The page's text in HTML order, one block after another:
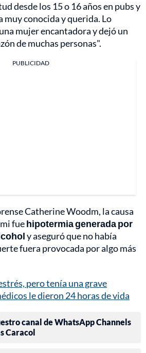
desde los 15 o 16 años en pubs y
muy conocida y querida. Lo
mujer encantadora y dejó un
de muchas personas".
PUBLICIDAD
Catherine Woodm, la causa
fuehipotermia generada por
y aseguró que no había
fuera provocada por algo más
pero tenía una grave
le dieron 24 horas de vida
canal de WhatsApp Channels
Caracol